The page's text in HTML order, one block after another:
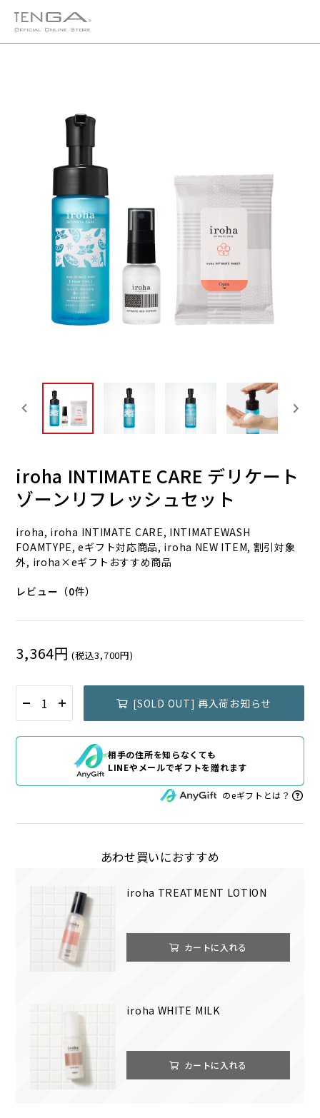
iroha INTIMATE CARE デリケート
ゾーンリフレッシュセット
iroha, iroha INTIMATE CARE, INTIMATEWASH
FOAMTYPE, eギフト対応商品, iroha NEW ITEM, 割引対象
外, iroha×eギフトおすすめ商品
レビュー（0件）
3,364円 (税込3,700円)
[SOLD OUT] 再入荷お知らせ
相手の住所を知らなくても
LINEやメールでギフトを贈れます
のeギフトとは？
あわせ買いにおすすめ
iroha TREATMENT LOTION
カートに入れる
iroha WHITE MILK
カートに入れる